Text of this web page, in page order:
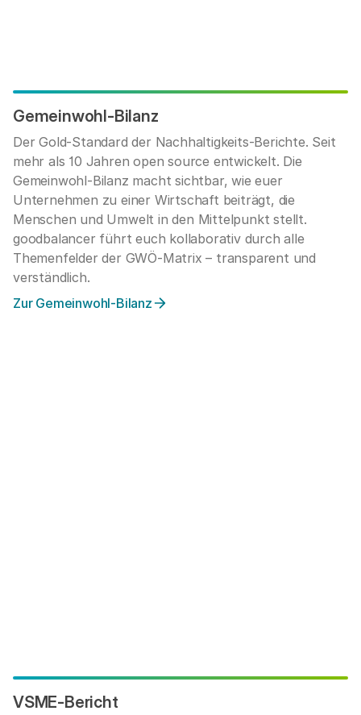
Gemeinwohl-Bilanz
Der Gold-Standard der Nachhaltigkeits-Berichte. Seit
mehr als 10 Jahren open source entwickelt. Die
Gemeinwohl-Bilanz macht sichtbar, wie euer
Unternehmen zu einer Wirtschaft beiträgt, die
Menschen und Umwelt in den Mittelpunkt stellt.
goodbalancer führt euch kollaborativ durch alle
Themenfelder der GWÖ-Matrix – transparent und
verständlich.
Zur Gemeinwohl-Bilanz
VSME-Bericht